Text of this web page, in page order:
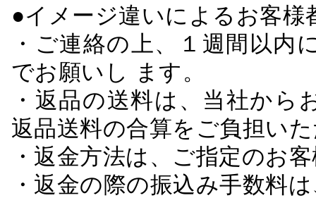
●イメージ違いによるお客
・ご連絡の上、１週間以
でお願いし ます。
・返品の送料は、当社か
返品送料の合算をご負担い
・返金方法は、ご指定のお
・返金の際の振込み手数料